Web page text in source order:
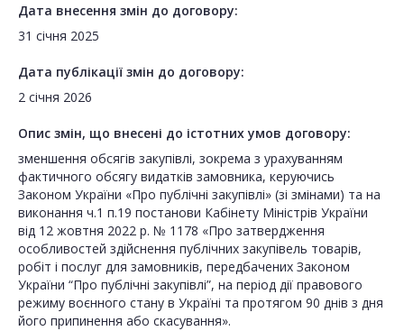
Дата внесення змін до договору:
31 січня 2025
Дата публікації змін до договору:
2 січня 2026
Опис змін, що внесені до істотних умов договору:
зменшення обсягів закупівлі, зокрема з урахуванням
фактичного обсягу видатків замовника, керуючись
Законом України «Про публічні закупівлі» (зі змінами) та на
виконання ч.1 п.19 постанови Кабінету Міністрів України
від 12 жовтня 2022 р. № 1178 «Про затвердження
особливостей здійснення публічних закупівель товарів,
робіт і послуг для замовників, передбачених Законом
України “Про публічні закупівлі”, на період дії правового
режиму воєнного стану в Україні та протягом 90 днів з дня
його припинення або скасування».